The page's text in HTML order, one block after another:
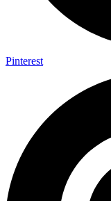
Pinterest